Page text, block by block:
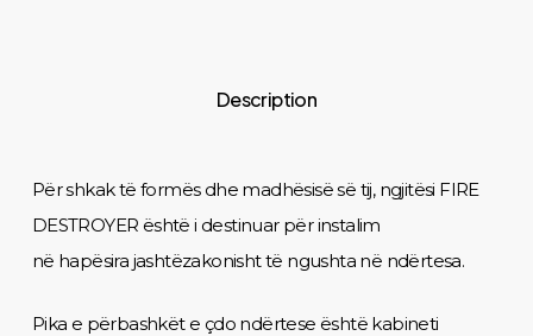
Description
Për shkak të formës dhe madhësisë së tij, ngjitësi FIRE
DESTROYER është i destinuar për instalim
në hapësira jashtëzakonisht të ngushta në ndërtesa.
Pika e përbashkët e çdo ndërtese është kabineti